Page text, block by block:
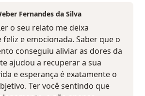
Fernandes da Silva
o seu relato me deixa
e emocionada. Saber que o
conseguiu aliviar as dores da
ajudou a recuperar a sua
e esperança é exatamente o
Ter você sentindo que